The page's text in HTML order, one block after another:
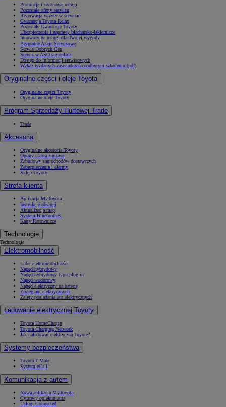
Promocje i sezonowe usługi
Pozostałe oferty serwisu
Rezerwacja wizyty w serwisie
Gwarancja Toyota Relax
Pozostałe Gwarancje Toyoty
Ubezpieczenia i naprawy blacharsko-lakiernicze
Innowacyjne usługi dla Twojej wygody
Bezpłatne Akcje Serwisowe
Serwis Dobrych Cen
Serwis w ASO się opłaca
Dostęp do informacji serwisowych
Wykaz wydanych zaświadczeń o odbytym szkoleniu (pdf)
Oryginalne części i oleje Toyota
Oryginalne części Toyoty
Oryginalne oleje Toyoty
Program Sprzedaży Hurtowej Trade
Trade
Akcesoria
Oryginalne akcesoria Toyoty
Opony i koła zimowe
Zabudowy samochodów dostawczych
Zabezpieczenia i alarmy
Sklep Toyoty
Strefa klienta
Aplikacja MyToyota
Instrukcje obsługi
Aktualizacja map
System Bluetooth®
Karty Ratownicze
Technologie
Technologie
Elektromobilność
Lider elektromobilności
Napęd hybrydowy
Napęd hybrydowy typu plug-in
Napęd wodorowy
Napęd elektryczny na baterię
Zasięg aut elektrycznych
Zalety posiadania aut elektrycznych
Ładowanie elektrycznej Toyoty
Toyota HomeCharge
Toyota Charging Network
Jak naładować elektryczną Toyotę?
Systemy bezpieczeństwa
Toyota T-Mate
System eCall
Komunikacja z autem
Nowa aplikacja MyToyota
Cyfrowy opiekun auta
Usługi Connected